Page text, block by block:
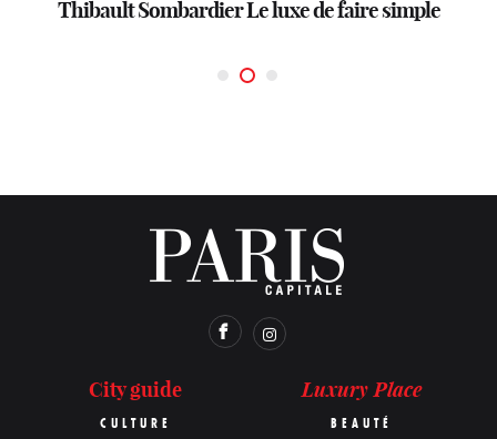
thérapie personnelle. »
Thibault SombardierLe luxe de faire simple
mouvement architectural »
City guide
CULTURE
Luxury Place
BEAUTÉ